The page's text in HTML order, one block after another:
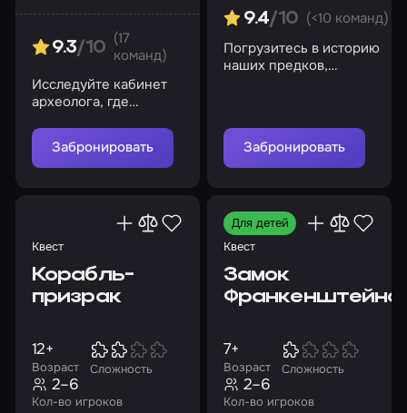
9.3/10
(17
команд)
Исследуйте кабинет
археолога, где
тотем майя
Забронировать
9.4/10 (<10 команд)
Погрузитесь в историю
наших предков,
Забронировать
Квест
Корабль-
призрак
Возраст
12+
Сложность
Кол-во игроков
2–6
Для детей
Квест
Замок
Франкенштейна
Возраст
7+
Сложность
Кол-во игроков
2–6